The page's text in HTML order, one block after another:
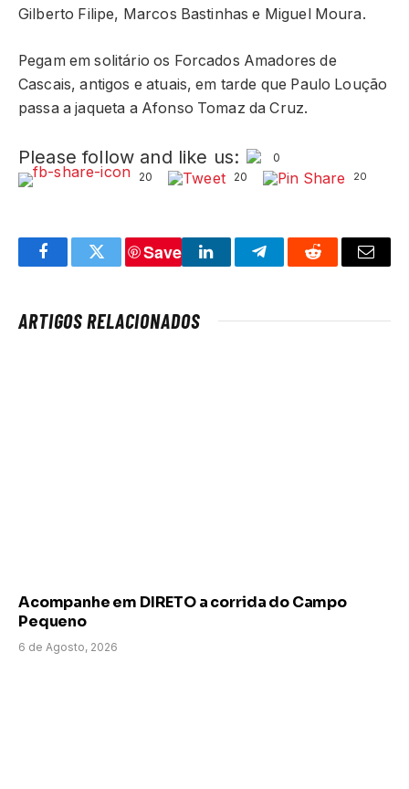
Gilberto Filipe, Marcos Bastinhas e Miguel Moura.
Pegam em solitário os Forcados Amadores de
Cascais, antigos e atuais, em tarde que Paulo Loução
passa a jaqueta a Afonso Tomaz da Cruz.
Please follow and like us:
0
20
20 20
FacebookTwitter
Save
LinkedInTelegramReddit Email
ARTIGOS RELACIONADOS
Acompanhe em DIRETO a corrida do Campo
Pequeno
6 de Agosto, 2026